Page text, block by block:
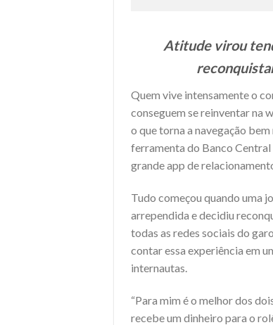
Atitude virou
Quem vive intensamente o
conseguem se reinventar na
o que torna a navegação
ferramenta do Banco
grande app de
Tudo começou quando uma
arrependida e decidiu
todas as redes sociais do
contar essa experiência em
internautas.
“Para mim é o melhor dos
recebe um dinheiro para o